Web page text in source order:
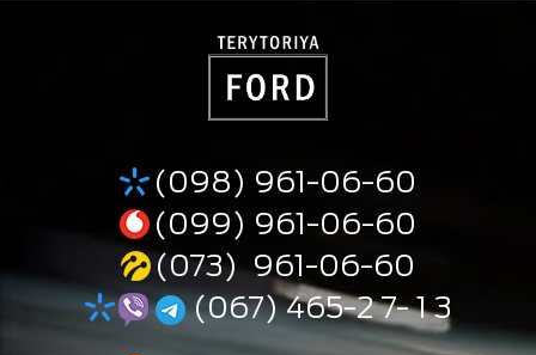
(098) 961-06-60
(099) 961-06-60
(073) 961-06-60
(067) 465-2 7- 1 3